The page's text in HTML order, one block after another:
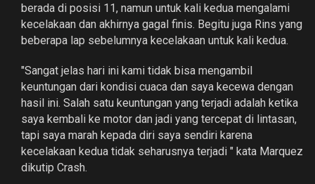
berada di posisi 11, namun untuk kali kedua mengalami
kecelakaan dan akhirnya gagal finis. Begitu juga Rins yang
beberapa lap sebelumnya kecelakaan untuk kali kedua.
"Sangat jelas hari ini kami tidak bisa mengambil
keuntungan dari kondisi cuaca dan saya kecewa dengan
hasil ini. Salah satu keuntungan yang terjadi adalah ketika
saya kembali ke motor dan jadi yang tercepat di lintasan,
tapi saya marah kepada diri saya sendiri karena
kecelakaan kedua tidak seharusnya terjadi " kata Marquez
dikutip Crash.